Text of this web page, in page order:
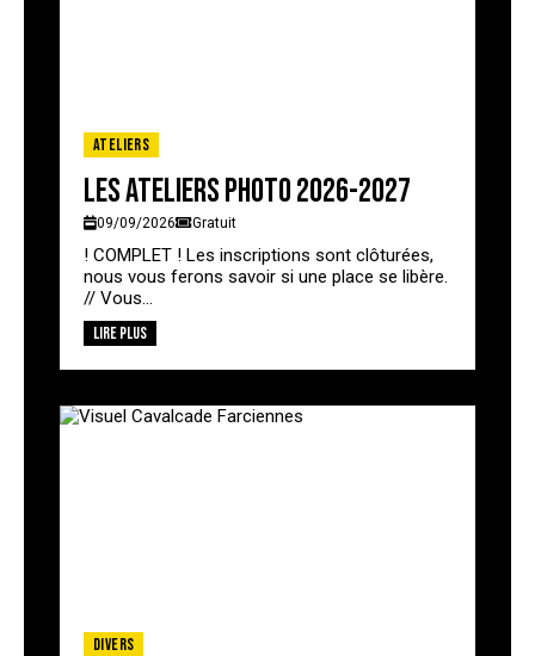
Ateliers
Les ateliers photo 2026-2027
09/09/2026 Gratuit
! COMPLET ! Les inscriptions sont clôturées,
nous vous ferons savoir si une place se libère.
// Vous...
Lire plus
Divers